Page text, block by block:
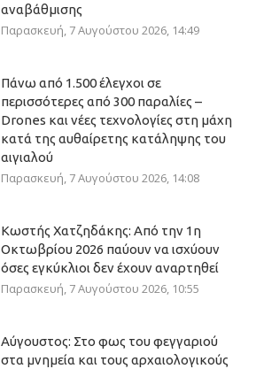
αναβάθμισης
Παρασκευή, 7 Αυγούστου 2026, 14:49
Πάνω από 1.500 έλεγχοι σε
περισσότερες από 300 παραλίες –
Drones και νέες τεχνολογίες στη μάχη
κατά της αυθαίρετης κατάληψης του
αιγιαλού
Παρασκευή, 7 Αυγούστου 2026, 14:08
Κωστής Χατζηδάκης: Από την 1η
Οκτωβρίου 2026 παύουν να ισχύουν
όσες εγκύκλιοι δεν έχουν αναρτηθεί
Παρασκευή, 7 Αυγούστου 2026, 10:55
Αύγουστος: Στο φως του φεγγαριού
στα μνημεία και τους αρχαιολογικούς